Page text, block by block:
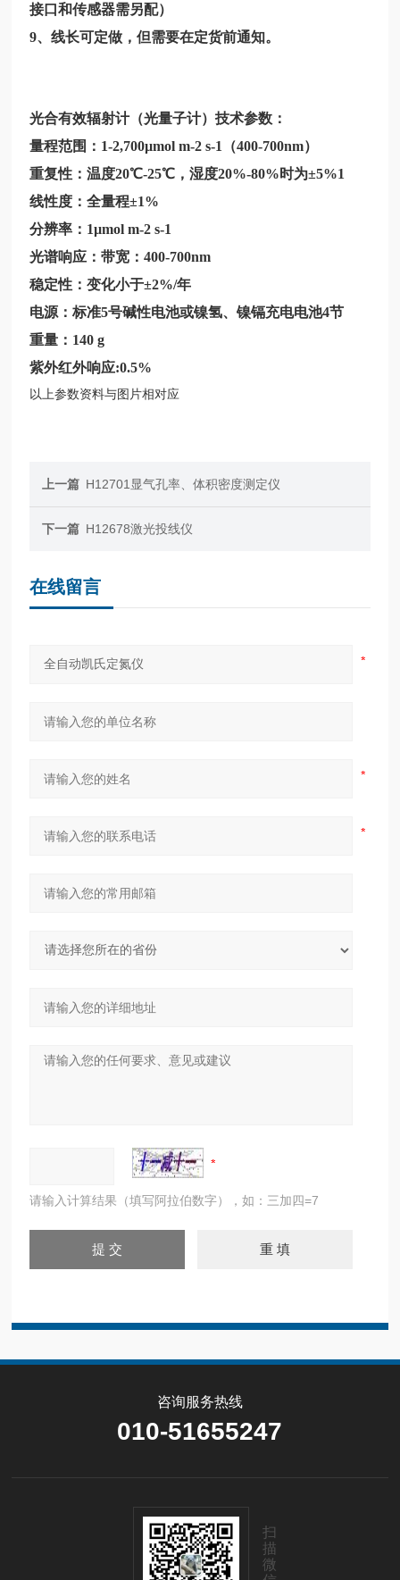
接口和传感器需另配）
9、线长可定做，但需要在定货前通知。
光合有效辐射计（光量子计）技术参数：
量程范围：1-2,700µmol m-2 s-1（400-700nm）
重复性：温度20℃-25℃，湿度20%-80%时为±5%1
线性度：全量程±1%
分辨率：1µmol m-2 s-1
光谱响应：带宽：400-700nm
稳定性：变化小于±2%/年
电源：标准5号碱性电池或镍氢、镍镉充电电池4节
重量：140 g
紫外红外响应:0.5%
以上参数资料与图片相对应
上一篇 H12701显气孔率、体积密度测定仪
下一篇 H12678激光投线仪
在线留言
请输入计算结果（填写阿拉伯数字），如：三加四=7
咨询服务热线
010-51655247
扫
描
微